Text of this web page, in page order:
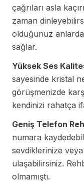
çağrıları asla
zaman
olduğunuz
sağlar.
Yüksek Ses
sayesinde kristal
görüşmenizde
kendinizi rahatça
Geniş Telefon
numara
sevdiklerinize veya
ulaşabilirsiniz.
olmamıştı.